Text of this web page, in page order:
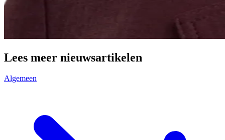
Lees meer nieuwsartikelen
Algemeen